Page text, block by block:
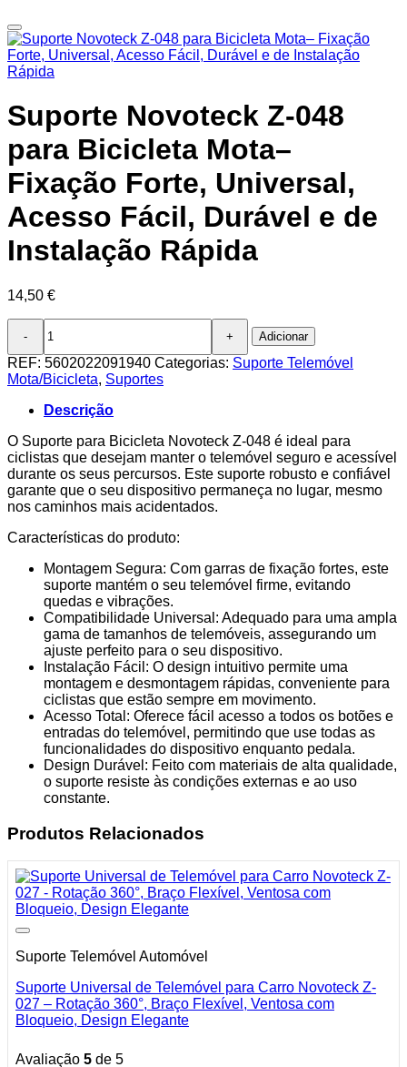
Suporte Novoteck Z-048
para Bicicleta Mota–
Fixação Forte, Universal,
Acesso Fácil, Durável e de
Instalação Rápida
14,50 €
Quantidade
Suporte
Novoteck
Z-
048
Bicicleta
Mota–
Fixação
Forte,
Universal,
Fácil,
Instalação
Rápida
Adicionar
REF: 5602022091940 Categorias: Suporte Telemóvel
Mota/Bicicleta, Suportes
Descrição
O Suporte para Bicicleta Novoteck Z-048 é ideal para
ciclistas que desejam manter o telemóvel seguro e acessível
durante os seus percursos. Este suporte robusto e confiável
garante que o seu dispositivo permaneça no lugar, mesmo
nos caminhos mais acidentados.
Características do produto:
Montagem Segura: Com garras de fixação fortes, este
suporte mantém o seu telemóvel firme, evitando
quedas e vibrações.
Compatibilidade Universal: Adequado para uma ampla
gama de tamanhos de telemóveis, assegurando um
ajuste perfeito para o seu dispositivo.
Instalação Fácil: O design intuitivo permite uma
montagem e desmontagem rápidas, conveniente para
ciclistas que estão sempre em movimento.
Acesso Total: Oferece fácil acesso a todos os botões e
entradas do telemóvel, permitindo que use todas as
funcionalidades do dispositivo enquanto pedala.
Design Durável: Feito com materiais de alta qualidade,
o suporte resiste às condições externas e ao uso
constante.
Produtos Relacionados
Suporte Telemóvel Automóvel
Suporte Universal de Telemóvel para Carro Novoteck Z-
027 – Rotação 360°, Braço Flexível, Ventosa com
Bloqueio, Design Elegante
Avaliação 5 de 5